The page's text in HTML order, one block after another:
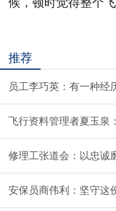
候，顿时觉得整个
推荐
员工李巧英：有一种经
飞行资料管理者夏玉泉
修理工张道会：以忠诚
安保员商伟利：坚守这